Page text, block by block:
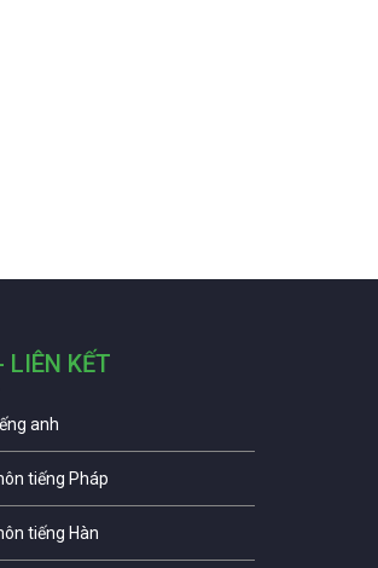
LIÊN KẾT
anh
tiếng Pháp
tiếng Hàn